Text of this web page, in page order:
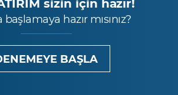
başlamaya hazır mısınız?
BAŞLA